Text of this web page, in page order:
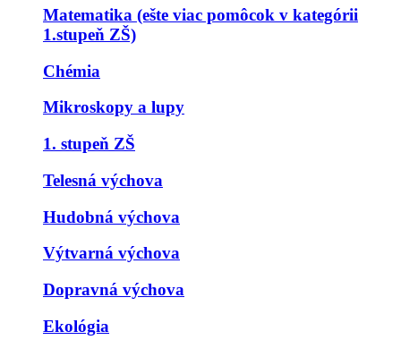
Matematika (ešte viac pomôcok v kategórii
1.stupeň ZŠ)
Chémia
Mikroskopy a lupy
1. stupeň ZŠ
Telesná výchova
Hudobná výchova
Výtvarná výchova
Dopravná výchova
Ekológia